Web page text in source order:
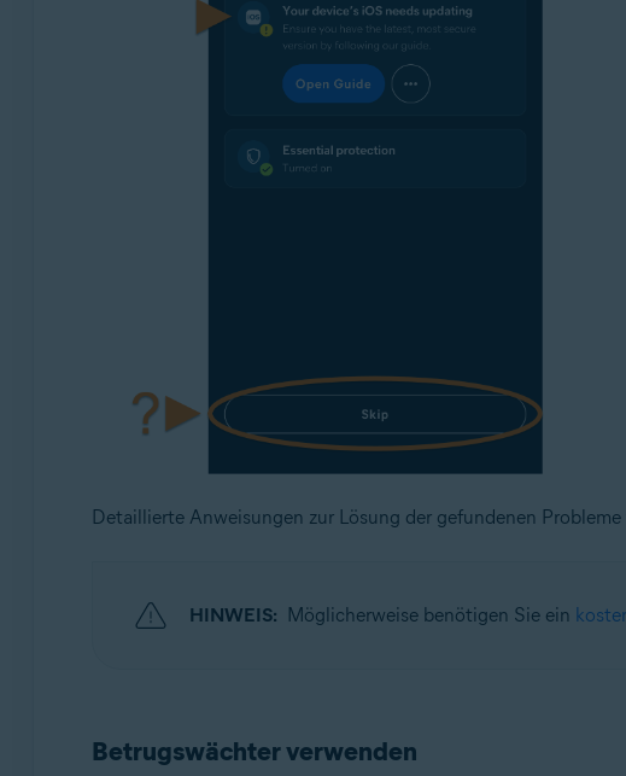
Detaillierte Anweisungen zur Lösung der gefundenen
HINWEIS: Möglicherweise benötigen Sie ein
Betrugswächter verwenden